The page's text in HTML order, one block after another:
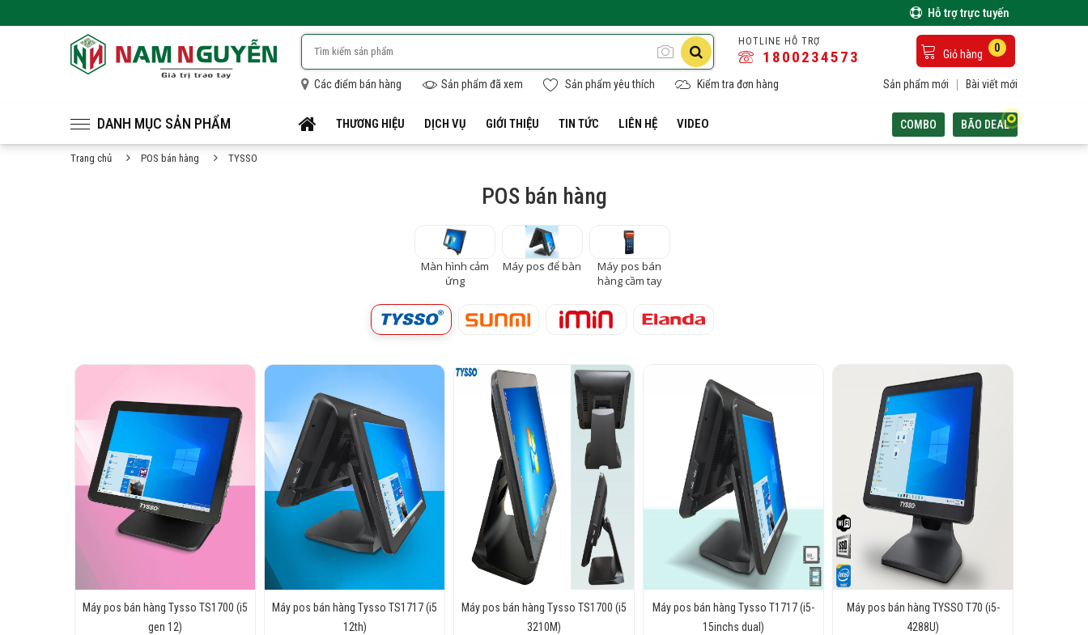
Hỗ trợ trực tuyến
HOTLINE HỖ TRỢ
1800234573 Giỏ hàng 0
Các điểm bán hàng Sản phẩm đã xem Sản phẩm yêu thích Kiểm tra đơn hàng Sản phẩm mới Bài viết mới
DANH MỤC SẢN PHẨM THƯƠNG HIỆU DỊCH VỤ GIỚI THIỆU TIN TỨC LIÊN HỆ VIDEO COMBO BÃO DEAL
Trang chủ POS bán hàng TYSSO
POS bán hàng
Màn hình cảm
ứng
Máy pos để bàn
Máy pos bán
hàng cầm tay
Máy pos bán hàng Tysso TS1700 (i5
gen 12)
Máy pos bán hàng Tysso TS1717 (i5
12th)
Máy pos bán hàng Tysso TS1700 (i5
3210M)
Máy pos bán hàng Tysso T1717 (i5-
15inchs dual)
Máy pos bán hàng TYSSO T70 (i5-
4288U)